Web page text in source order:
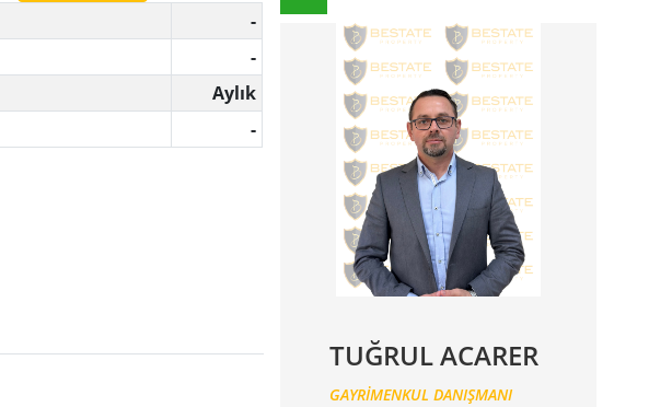
-
-
Aylık
-
TUĞRUL ACARER
GAYRİMENKUL DANIŞMANI